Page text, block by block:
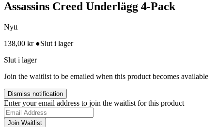
Assassins Creed Underlägg 4-Pack
Nytt
138,00 kr ●Slut i lager
Slut i lager
Join the waitlist to be emailed when this product becomes available
Dismiss notification
Enter your email address to join the waitlist for this product
Join Waitlist